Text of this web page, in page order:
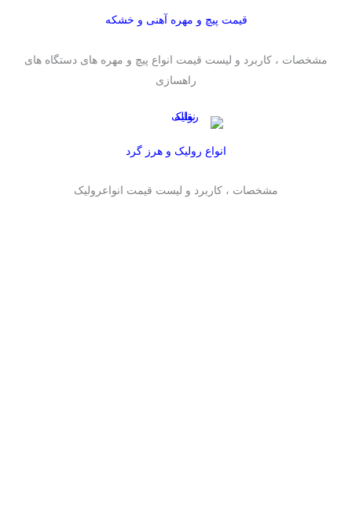
قیمت پیچ و مهره آهنی و خشکه
مشخصات ، کاربرد و لیست قیمت انواع پیچ و مهره های دستگاه های
راهسازی
انواع رولیک و هرز گرد
مشخصات ، کاربرد و لیست قیمت انواعرولیک